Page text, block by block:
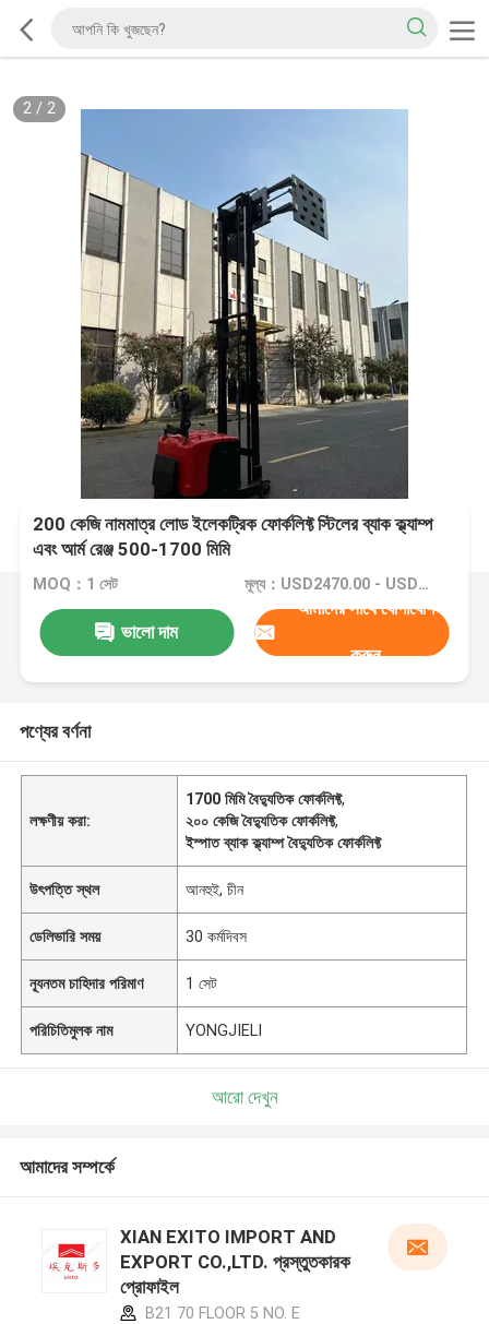
2/ 2
200 কেজি নামমাত্র লোড ইলেকট্রিক ফোর্কলিফ্ট স্টিলের ব্যাক ক্ল্যাম্প
এবং আর্ম রেঞ্জ 500-1700 মিমি
MOQ：1 সেট মূল্য：USD2470.00 - USD4700.00
ভালো দাম
আমাদের সাথে যোগাযোগ
করুন
পণ্যের বর্ণনা
লক্ষণীয় করা:
1700 মিমি বৈদ্যুতিক ফোর্কলিফ্ট,
২০০ কেজি বৈদ্যুতিক ফোর্কলিফ্ট,
ইস্পাত ব্যাক ক্ল্যাম্প বৈদ্যুতিক ফোর্কলিফ্ট
উৎপত্তি স্থল আনহুই, চীন
ডেলিভারি সময় 30 কর্মদিবস
ন্যূনতম চাহিদার পরিমাণ 1 সেট
পরিচিতিমুলক নাম YONGJIELI
আরো দেখুন
আমাদের সম্পর্কে
XIAN EXITO IMPORT AND
EXPORT CO.,LTD. প্রস্তুতকারক
প্রোফাইল
B21 70 FLOOR 5 NO. E